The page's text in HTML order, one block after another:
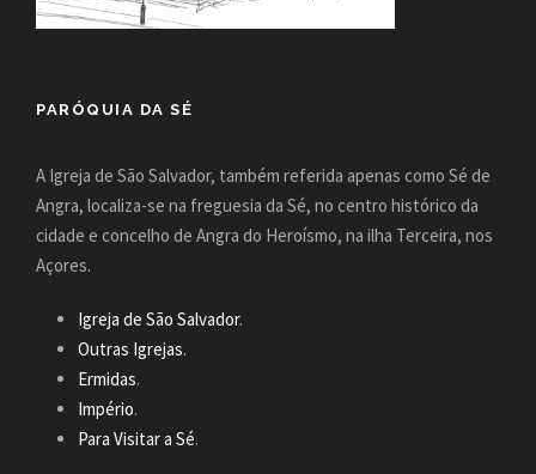
PARÓQUIA DA SÉ
A Igreja de São Salvador, também referida apenas como Sé de
Angra, localiza-se na freguesia da Sé, no centro histórico da
cidade e concelho de Angra do Heroísmo, na ilha Terceira, nos
Açores.
Igreja de São Salvador.
Outras Igrejas.
Ermidas.
Império.
Para Visitar a Sé.